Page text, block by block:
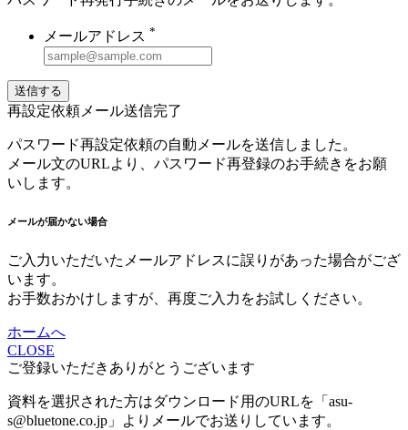
メールアドレス *
送信する
再設定依頼メール送信完了
パスワード再設定依頼の自動メールを送信しました。
メール文のURLより、パスワード再登録のお手続きをお願
いします。
メールが届かない場合
ご入力いただいたメールアドレスに誤りがあった場合がござ
います。
お手数おかけしますが、再度ご入力をお試しください。
ホームへ
CLOSE
ご登録いただきありがとうございます
資料を選択された方はダウンロード用のURLを「asu-
s@bluetone.co.jp」よりメールでお送りしています。